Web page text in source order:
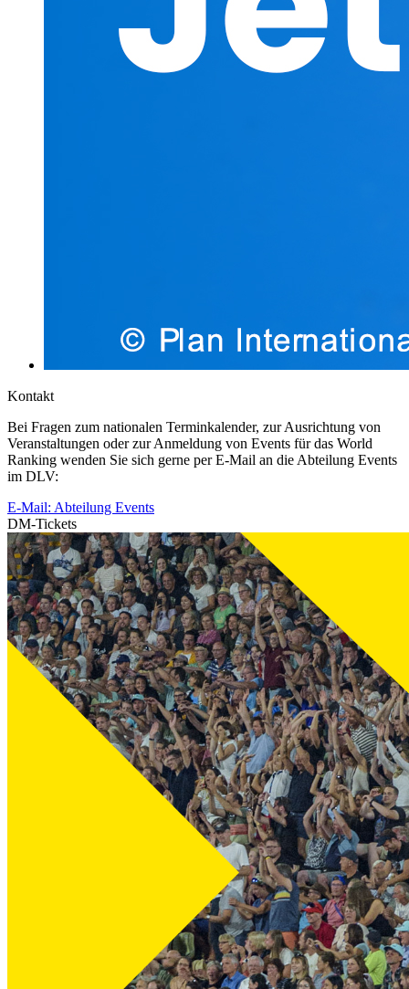
Kontakt
Bei Fragen zum nationalen Terminkalender, zur Ausrichtung von
Veranstaltungen oder zur Anmeldung von Events für das World
Ranking wenden Sie sich gerne per E-Mail an die Abteilung Events
im DLV:
E-Mail: Abteilung Events
DM-Tickets